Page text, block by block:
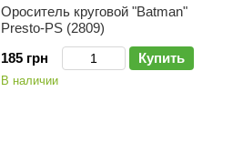
Ороситель круговой "Batman"
Presto-PS (2809)
185 грн
Купить
В наличии